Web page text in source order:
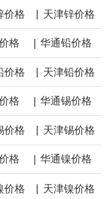
此前持续数周、位于4000美
HBM）及其他下一代动态随
价格 | 天津锌价格
格 | 华通铅价格
价格 天津铅价格
格 | 华通锡价格
价格 天津锡价格
格 | 华通镍价格
价格 | 天津镍价格